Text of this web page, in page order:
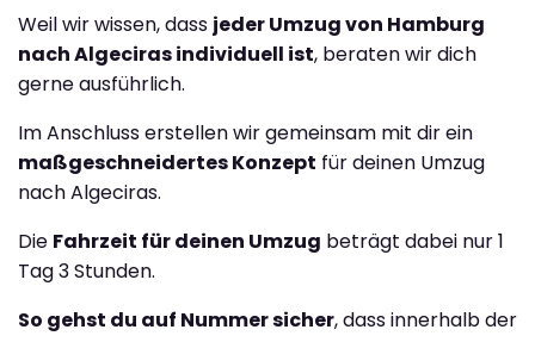
Weil wir wissen, dass jeder Umzug von Hamburg
nach Algeciras individuell ist, beraten wir dich
gerne ausführlich.
Im Anschluss erstellen wir gemeinsam mit dir ein
maßgeschneidertes Konzept für deinen Umzug
nach Algeciras.
Die Fahrzeit für deinen Umzug beträgt dabei nur 1
Tag 3 Stunden.
So gehst du auf Nummer sicher, dass innerhalb der